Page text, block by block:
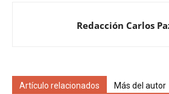
Redacción Carlos
Artículo relacionados Más del autor